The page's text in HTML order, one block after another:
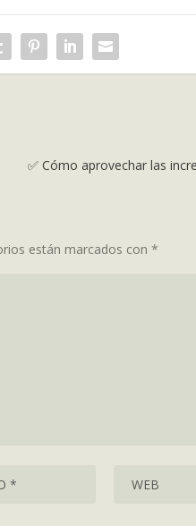
✅ Cómo aprovechar las
están marcados con*